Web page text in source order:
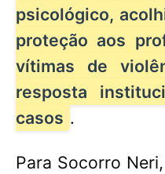
psicológico,
proteção aos
vítimas de
resposta
casos .
Para Socorro